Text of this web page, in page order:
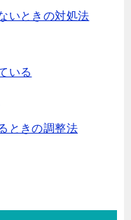
いときの対処法
いる
ときの調整法